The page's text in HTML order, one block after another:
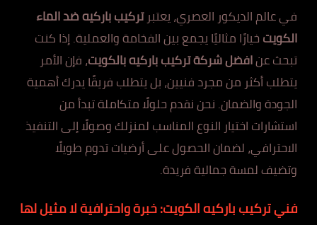
في عالم الديكور العصري، يعتبرتركيب باركيه ضد الماء
الكويتخيارًا مثاليًا يجمع بين الفخامة والعملية. إذا كنت
تبحث عنافضل شركة تركيب باركيه بالكويت، فإن الأمر
يتطلب أكثر من مجرد فنيين، بل يتطلب فريقًا يدرك أهمية
الجودة والضمان. نحن نقدم حلولًا متكاملة تبدأ من
استشارات اختيار النوع المناسب لمنزلك وصولًا إلى التنفيذ
الاحترافي، لضمان الحصول على أرضيات تدوم طويلًا
وتضيف لمسة جمالية فريدة.
فني تركيب باركيه الكويت: خبرة واحترافية لا مثيل لها